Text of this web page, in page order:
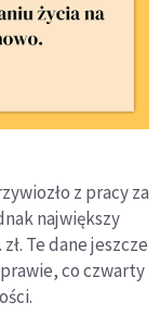
z pracy za
największy
Te dane jeszcze
co czwarty